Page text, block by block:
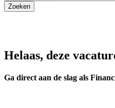
Helaas, deze
Ga direct aan de slag als